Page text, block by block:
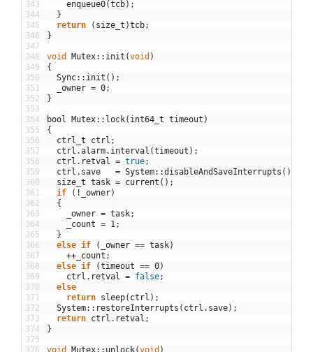
343
344
345
346
347
348
349
350
351
352
353
354
355
356
357
358
359
360
361
362
363
364
365
366
367
368
369
370
371
372
373
374
375
enqueue0(tcb) ;
}
return
( size_t )tcb;
}
void Mutex:: init (void )
{
Sync:: init ( ) ;
_owner = 0;
}
bool Mutex:: lock( int64 t timeout )
{
ctrl t ctrl ;
ctrl .alarm. interval (timeout ) ;
ctrl . retval = true;
ctrl . save = System::disableAndSaveInterrupts ( )
size t task = current ( ) ;
if
( ! _owner)
{
_owner = task;
_count = 1;
}
else if ( _owner == task)
++ _count ;
else if (timeout == 0)
ctrl . retval = false;
else
return sleep( ctrl ) ;
System:: restoreInterrupts ( ctrl . save) ;
return ctrl . retval ;
}